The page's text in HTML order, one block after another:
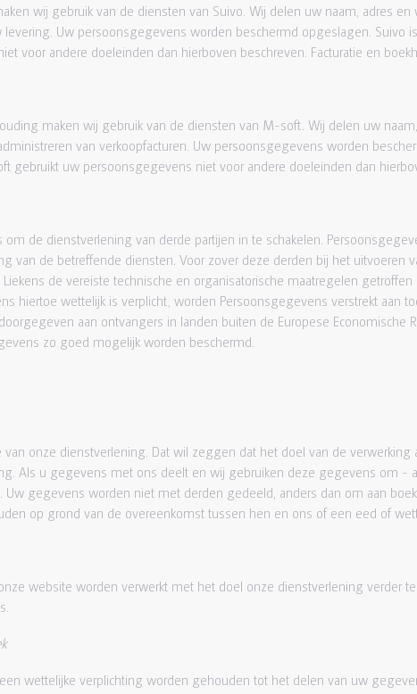
wij gebruik van de diensten van Suivo. Wij delen uw naam, adres
Uw persoonsgegevens worden beschermd opgeslagen.
voor andere doeleinden dan hierboven beschreven. Facturatie en
maken wij gebruik van de diensten van M-soft. Wij delen uw
van verkoopfacturen. Uw persoonsgegevens worden
gebruikt uw persoonsgegevens niet voor andere doeleinden dan
de dienstverlening van derde partijen in te schakelen.
van de betreffende diensten. Voor zover deze derden bij het
de vereiste technische en organisatorische maatregelen
hiertoe wettelijk is verplicht, worden Persoonsgegevens verstrekt aan
aan ontvangers in landen buiten de Europese
zo goed mogelijk worden beschermd.
onze dienstverlening. Dat wil zeggen dat het doel van de
Als u gegevens met ons deelt en wij gebruiken deze gegevens om
gegevens worden niet met derden gedeeld, anders dan om aan
op grond van de overeenkomst tussen hen en ons of een eed of
website worden verwerkt met het doel onze dienstverlening verder
wettelijke verplichting worden gehouden tot het delen van uw